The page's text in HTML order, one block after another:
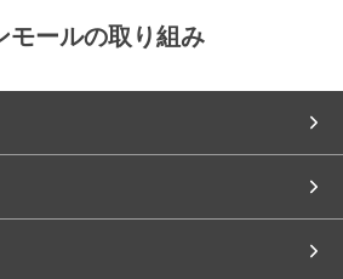
モールの取り組み